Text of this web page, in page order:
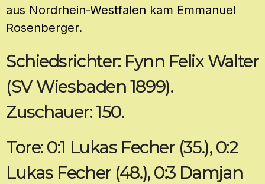
aus Nordrhein-Westfalen kam Emmanuel
Rosenberger.
Schiedsrichter: Fynn Felix Walter
(SV Wiesbaden 1899).
Zuschauer: 150.
Tore: 0:1 Lukas Fecher (35.), 0:2
Lukas Fecher (48.), 0:3 Damjan